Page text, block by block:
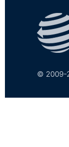
© 2009-